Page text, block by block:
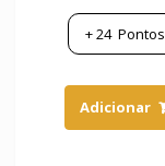
+24Pontos
Adicionar